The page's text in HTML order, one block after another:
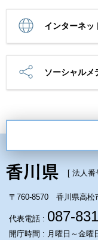
インターネッ
ソーシャルメ
[ 法人番
〒760-8570 香川県高松
代表電話 : 087-
開庁時間 : 月曜日～金曜